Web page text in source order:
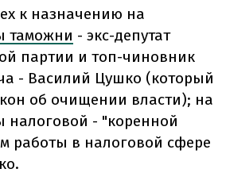
к назначению на
таможни - экс-депутат
партии и топ-чиновник
- Василий Цушко (который
об очищении власти); на
налоговой - "коренной
работы в налоговой сфере